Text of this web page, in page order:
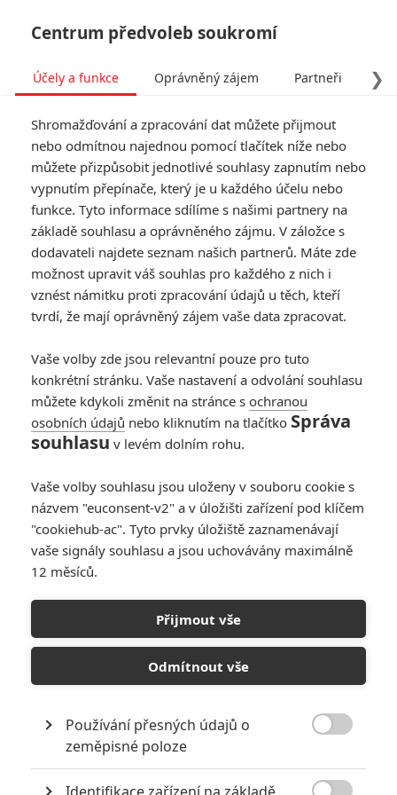
6.0/10
Sněhulák
Sněhulák je sedmou knihou volné
série krimirománů, jejichž hrdinou
listopad. V Oslu napadl první
sníh. Birte Beckerová přichází
Centrum předvoleb soukromí
❯
Účely a funkce Oprávněný zájem Partneři
Shromažďování a zpracování dat můžete přijmout
nebo odmítnou najednou pomocí tlačítek níže nebo
můžete přizpůsobit jednotlivé souhlasy zapnutím nebo
vypnutím přepínače, který je u každého účelu nebo
funkce. Tyto informace sdílíme s našimi partnery na
základě souhlasu a oprávněného zájmu. V záložce s
dodavateli najdete seznam našich partnerů. Máte zde
možnost upravit váš souhlas pro každého z nich i
vznést námitku proti zpracování údajů u těch, kteří
tvrdí, že mají oprávněný zájem vaše data zpracovat.
Vaše volby zde jsou relevantní pouze pro tuto
konkrétní stránku. Vaše nastavení a odvolání souhlasu
můžete kdykoli změnit na stránce s ochranou
osobních údajů nebo kliknutím na tlačítko Správa
souhlasu v levém dolním rohu.
Vaše volby souhlasu jsou uloženy v souboru cookie s
názvem "euconsent-v2" a v úložišti zařízení pod klíčem
"cookiehub-ac". Tyto prvky úložiště zaznamenávají
vaše signály souhlasu a jsou uchovávány maximálně
12 měsíců.
Přijmout vše
Odmítnout vše
Používání přesných údajů o
zeměpisné poloze